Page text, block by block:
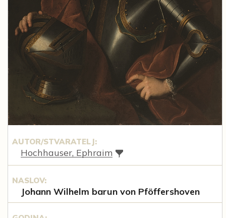
AUTOR/STVARATELJ:
Hochhauser, Ephraim
NASLOV:
Johann Wilhelm barun von Pföffershoven